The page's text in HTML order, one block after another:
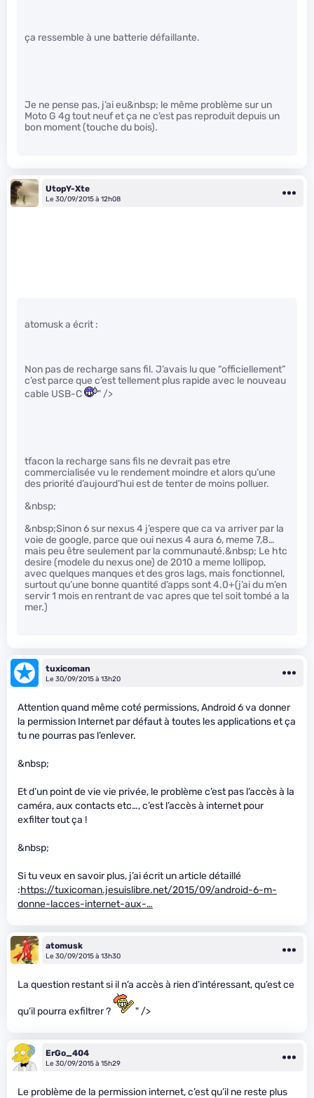
ça ressemble à une batterie défaillante.
Je ne pense pas, j’ai eu&nbsp; le même problème sur un
Moto G 4g tout neuf et ça ne c’est pas reproduit depuis un
bon moment (touche du bois).
UtopY-Xte
Le 30/09/2015 à 12h08
atomusk a écrit :
Non pas de recharge sans fil. J’avais lu que “officiellement”
c’est parce que c’est tellement plus rapide avec le nouveau
cable USB-C
" />
tfacon la recharge sans fils ne devrait pas etre
commercialisée vu le rendement moindre et alors qu’une
des priorité d’aujourd’hui est de tenter de moins polluer.
&nbsp;
&nbsp;Sinon 6 sur nexus 4 j’espere que ca va arriver par la
voie de google, parce que oui nexus 4 aura 6, meme 7,8…
mais peu être seulement par la communauté.&nbsp; Le htc
desire (modele du nexus one) de 2010 a meme lollipop,
avec quelques manques et des gros lags, mais fonctionnel,
surtout qu’une bonne quantité d’apps sont 4.0+(j’ai du m’en
servir 1 mois en rentrant de vac apres que tel soit tombé a la
mer.)
tuxicoman
Le 30/09/2015 à 13h20
Attention quand même coté permissions, Android 6 va donner
la permission Internet par défaut à toutes les applications et ça
tu ne pourras pas l’enlever.
&nbsp;
Et d’un point de vie vie privée, le problème c’est pas l’accès à la
caméra, aux contacts etc…, c’est l’accès à internet pour
exfilter tout ça !
&nbsp;
Si tu veux en savoir plus, j’ai écrit un article détaillé
:https://tuxicoman.jesuislibre.net/2015/09/android-6-m-
donne-lacces-internet-aux-…
atomusk
Le 30/09/2015 à 13h30
La question restant si il n’a accès à rien d’intéressant, qu’est ce
qu’il pourra exfiltrer ? " />
ErGo_404
Le 30/09/2015 à 15h29
Le problème de la permission internet, c’est qu’il ne reste plus